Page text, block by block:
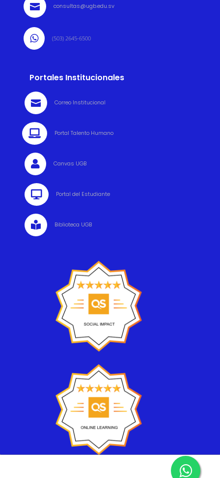
 consultas@ugb.edu.sv
 (503) 2645-6500
Portales Institucionales
 Correo Institucional
 Portal Talento Humano
 Canvas UGB
 Portal del Estudiante
 Biblioteca UGB